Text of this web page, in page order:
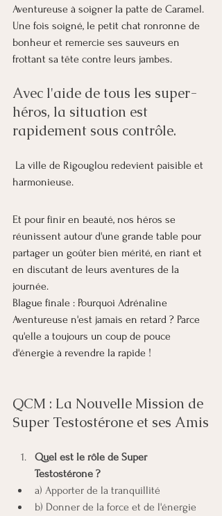
Aventureuse à soigner la patte de Caramel.
Une fois soigné, le petit chat ronronne de
bonheur et remercie ses sauveurs en
frottant sa tête contre leurs jambes.
Avec l'aide de tous les super-
héros, la situation est
rapidement sous contrôle.
harmonieuse.
Et pour finir en beauté, nos héros se
réunissent autour d'une grande table pour
partager un goûter bien mérité, en riant et
en discutant de leurs aventures de la
journée.
Blague finale : Pourquoi Adrénaline
Aventureuse n'est jamais en retard ? Parce
qu'elle a toujours un coup de pouce
d'énergie à revendre la rapide !
QCM : La Nouvelle Mission de
Super Testostérone et ses Amis
Quel est le rôle de Super
Testostérone ?
a) Apporter de la tranquillité
b) Donner de la force et de l'énergie